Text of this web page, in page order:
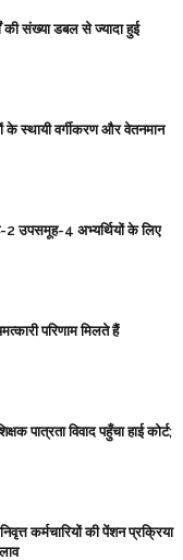
की संख्या डबल से ज्यादा हुई
के स्थायी वर्गीकरण और वेतनमान
उपसमूह-4 अभ्यर्थियों के लिए
परिणाम मिलते हैं
पात्रता विवाद पहुँचा हाई कोर्ट;
कर्मचारियों की पेंशन प्रक्रिया